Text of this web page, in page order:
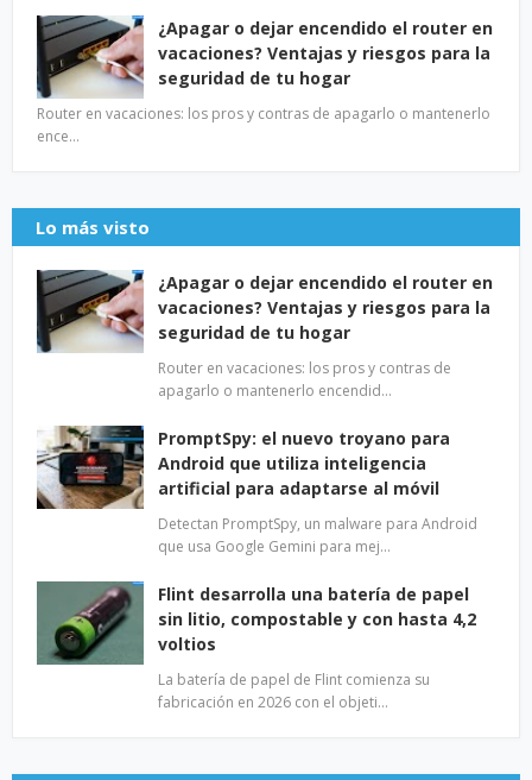
¿Apagar o dejar encendido el router en
vacaciones? Ventajas y riesgos para la
seguridad de tu hogar
Router en vacaciones: los pros y contras de apagarlo o mantenerlo
ence…
Lo más visto
¿Apagar o dejar encendido el router en
vacaciones? Ventajas y riesgos para la
seguridad de tu hogar
Router en vacaciones: los pros y contras de
apagarlo o mantenerlo encendid…
PromptSpy: el nuevo troyano para
Android que utiliza inteligencia
artificial para adaptarse al móvil
Detectan PromptSpy, un malware para Android
que usa Google Gemini para mej…
Flint desarrolla una batería de papel
sin litio, compostable y con hasta 4,2
voltios
La batería de papel de Flint comienza su
fabricación en 2026 con el objeti…